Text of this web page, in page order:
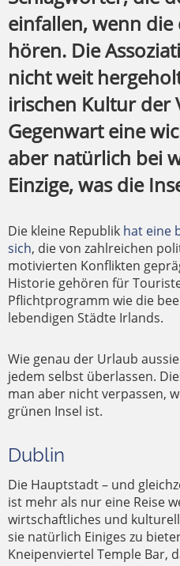
einfallen, wenn die
hören. Die
nicht weit
irischen Kultur der
Gegenwart eine
aber natürlich bei
Einzige, was die
Die kleine Republik hat eine
sich, die von zahlreichen
motivierten Konflikten
Historie gehören für
Pflichtprogramm wie die
lebendigen Städte Irlands.
Wie genau der Urlaub
jedem selbst überlassen.
man aber nicht verpassen,
grünen Insel ist.
Dublin
Die Hauptstadt – und
ist mehr als nur eine Reise
wirtschaftliches und
sie natürlich Einiges zu
Kneipenviertel Temple Bar,